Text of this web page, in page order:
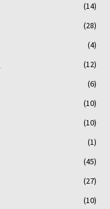
(14)
(28)
(4)
(12)
(6)
(10)
(10)
(1)
(45)
(27)
(10)